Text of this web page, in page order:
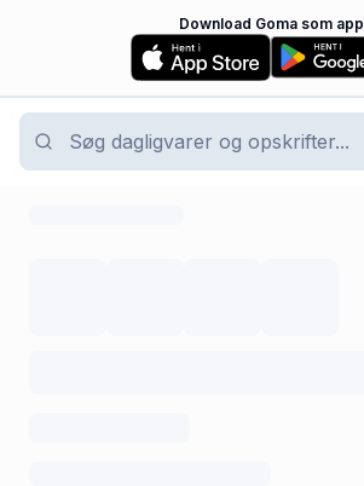
Download Goma som app